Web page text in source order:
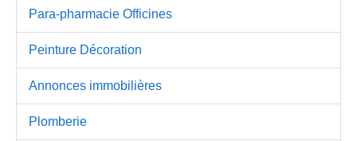
Para-pharmacie Officines
Peinture Décoration
Annonces immobilières
Plomberie